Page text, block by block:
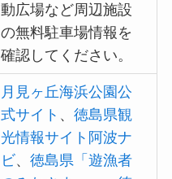
動広場など周辺施設
の無料駐車場情報を
確認してください。
月見ヶ丘海浜公園公
式サイト 、徳島県観
光情報サイト阿波ナ
ビ、徳島県「遊漁者